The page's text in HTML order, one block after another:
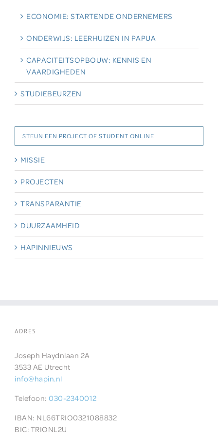
ECONOMIE: STARTENDE ONDERNEMERS
ONDERWIJS: LEERHUIZEN IN PAPUA
CAPACITEITSOPBOUW: KENNIS EN
VAARDIGHEDEN
STUDIEBEURZEN
STEUN EEN PROJECT OF STUDENT ONLINE
MISSIE
PROJECTEN
TRANSPARANTIE
DUURZAAMHEID
HAPINNIEUWS
ADRES
Joseph Haydnlaan 2A
3533 AE Utrecht
info@hapin.nl
Telefoon: 030-2340012
IBAN: NL66TRIO0321088832
BIC: TRIONL2U